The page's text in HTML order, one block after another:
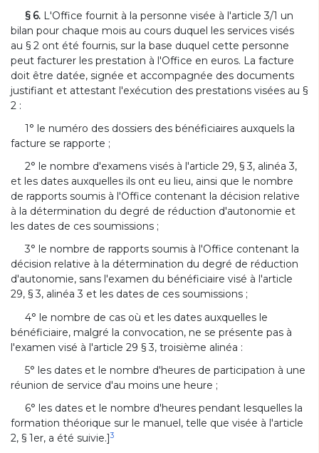
§ 6. L'Office fournit à la personne visée à l'article 3/1 un
bilan pour chaque mois au cours duquel les services visés
au § 2 ont été fournis, sur la base duquel cette personne
peut facturer les prestation à l'Office en euros. La facture
doit être datée, signée et accompagnée des documents
justifiant et attestant l'exécution des prestations visées au §
2 :
1° le numéro des dossiers des bénéficiaires auxquels la
facture se rapporte ;
2° le nombre d'examens visés à l'article 29, § 3, alinéa 3,
et les dates auxquelles ils ont eu lieu, ainsi que le nombre
de rapports soumis à l'Office contenant la décision relative
à la détermination du degré de réduction d'autonomie et
les dates de ces soumissions ;
3° le nombre de rapports soumis à l'Office contenant la
décision relative à la détermination du degré de réduction
d'autonomie, sans l'examen du bénéficiaire visé à l'article
29, § 3, alinéa 3 et les dates de ces soumissions ;
4° le nombre de cas où et les dates auxquelles le
bénéficiaire, malgré la convocation, ne se présente pas à
l'examen visé à l'article 29 § 3, troisième alinéa :
5° les dates et le nombre d'heures de participation à une
réunion de service d'au moins une heure ;
6° les dates et le nombre d'heures pendant lesquelles la
formation théorique sur le manuel, telle que visée à l'article
2, § 1er, a été suivie.]3